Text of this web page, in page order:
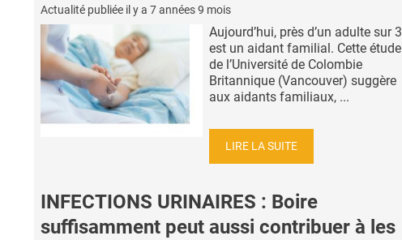
Actualité publiée il y a 7 années 9 mois
Aujourd’hui, près d’un adulte sur 3
est un aidant familial. Cette étude
de l’Université de Colombie
Britannique (Vancouver) suggère
aux aidants familiaux, ...
LIRE LA SUITE
INFECTIONS URINAIRES : Boire
suffisamment peut aussi contribuer à les